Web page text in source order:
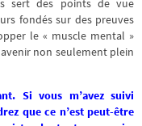
sert des points de vue
fondés sur des preuves
le « muscle mental »
non seulement plein
Si vous m’avez suivi
que ce n’est peut-être